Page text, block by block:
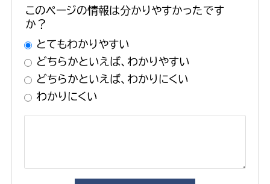
このページの情報は分かりやすかったです
か？
とてもわかりやすい
どちらかといえば、わかりやすい
どちらかといえば、わかりにくい
わかりにくい